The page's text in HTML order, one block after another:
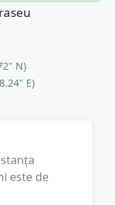
N)
E)
este de